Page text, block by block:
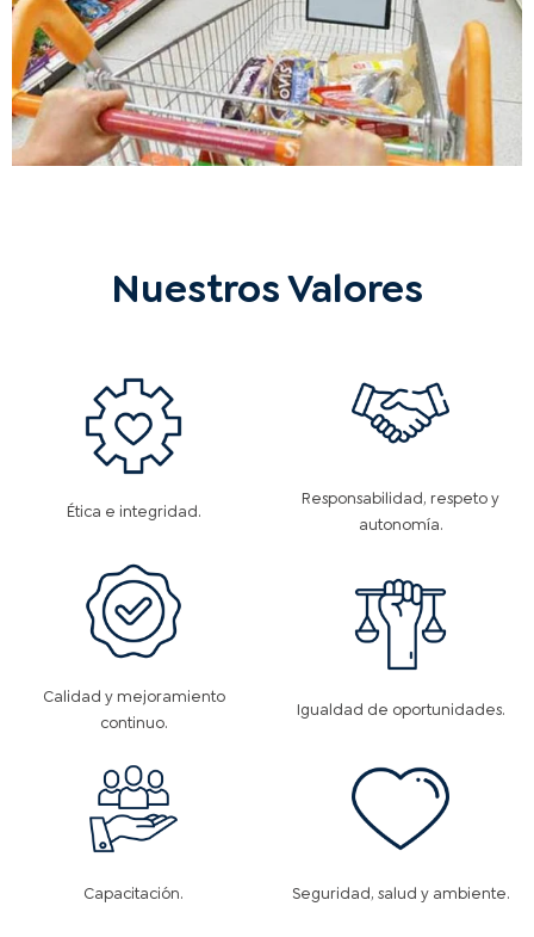
Nuestros Valores
Ética e integridad.
Responsabilidad, respeto y
autonomía.
Calidad y mejoramiento
continuo.
Igualdad de oportunidades.
Capacitación. Seguridad, salud y ambiente.